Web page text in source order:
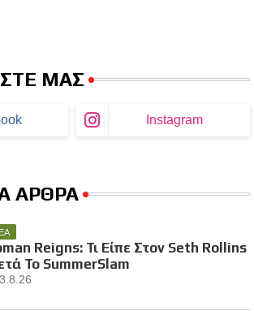
ΜΑΣ
Instagram
ΑΡΘΡΑ
Reigns: Τι Είπε Στον Seth Rollins
Το SummerSlam
3.8.26